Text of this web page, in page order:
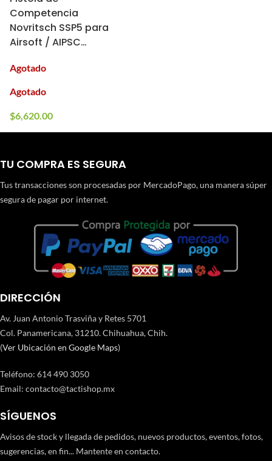
Competencia
Novritsch SSP5 para
Airsoft / AIPSC
Longitud: 6″)
Agotado
Agotado
$6,620.00
TU COMPRA ES SEGURA
Tus transacciones son procesadas por MercadoPago, una manera súper
segura de pagar por internet.
DIRECCIÓN
Av. Juan Antonio Trasviña y Retes 5701
Col. Panamericana, 31210. Chihuahua, Chih.
(Ver Ubicación en Google Maps)
Teléfono: 614 490 3050
Email: contacto@tactishop.mx
SÍGUENOS
Avisos de stock y llegada de pedidos, nuevos productos, eventos, fotos,
sugerencias, en fin... Mantente en contacto.